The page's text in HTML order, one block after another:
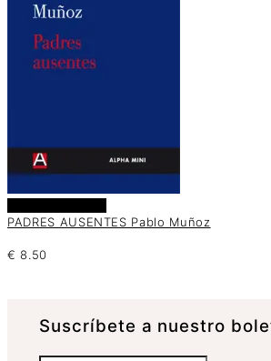
PADRES AUSENTES Pablo Muñoz
€ 8.50
Suscrí­bete a nuestro